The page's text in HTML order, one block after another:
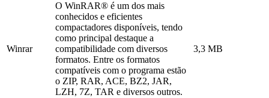
Winrar
O WinRAR® é um dos mais
conhecidos e eficientes
compactadores disponíveis, tendo
como principal destaque a
compatibilidade com diversos
formatos. Entre os formatos
compatíveis com o programa estão
o ZIP, RAR, ACE, BZ2, JAR,
LZH, 7Z, TAR e diversos outros.
3,3 MB